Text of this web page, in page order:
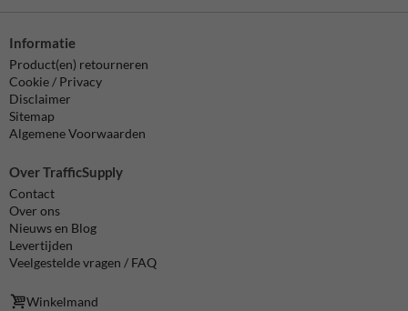
Informatie
Product(en) retourneren
Cookie / Privacy
Disclaimer
Sitemap
Algemene Voorwaarden
Over TrafficSupply
Contact
Over ons
Nieuws en Blog
Levertijden
Veelgestelde vragen / FAQ
Winkelmand